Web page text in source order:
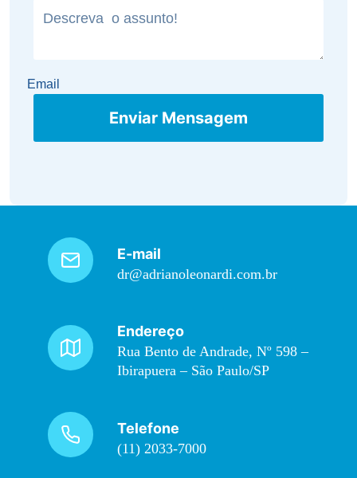
Email
Enviar Mensagem
E-mail
dr@adrianoleonardi.com.br
Endereço
Rua Bento de Andrade, Nº 598 –
Ibirapuera – São Paulo/SP
Telefone
(11) 2033-7000